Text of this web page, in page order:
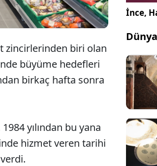
zincirlerinden biri olan
büyüme hedefleri
birkaç hafta sonra
yılından bu yana
hizmet veren tarihi
İnce,